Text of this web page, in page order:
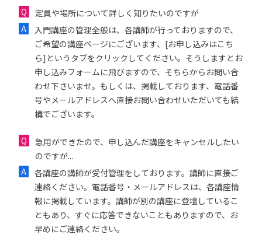
定員や場所について詳しく知りたいのですが
入門講座の管理全般は、各講師が行っておりますので、
ご希望の講座ページにございます、[お申し込みはこち
ら]というタブをクリックしてください。そうしますとお
申し込みフォームに飛びますので、そちらからお問い合
わせ下さいませ。もしくは、掲載しております、電話番
号やメールアドレスへ直接お問い合わせいただいても結
構でございます。
急用ができたので、申し込んだ講座をキャンセルしたい
のですが...
各講座の講師が受付管理をしております。講師に直接ご
連絡ください。電話番号・メールアドレスは、各講座情
報に掲載しています。講師が別の講座に登壇しているこ
ともあり、すぐに応答できないこともありますので、お
早めにご連絡ください。